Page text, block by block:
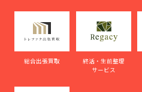
総合出張買取
終活・生前整理
サービス